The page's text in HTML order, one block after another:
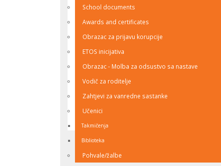
School documents
Awards and certificates
Obrazac za prijavu korupcije
ETOS inicijativa
Obrazac - Molba za odsustvo sa nastave
Vodič za roditelje
Zahtjevi za vanredne sastanke
Učenici
Takmičenja
Biblioteka
Pohvale/žalbe
Na Kantonalnom takmičenju iz hemije za
su Esma Brulić i Amina Osmić. Ovaj uspjeh
naše škole. Postignuti rezultati predstavljaju
učenicima i profesorici Nedžejmi Nezir i želimo